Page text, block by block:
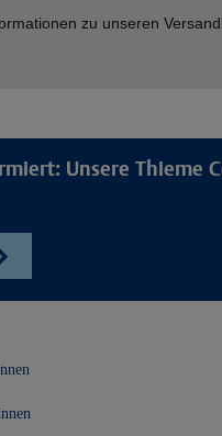
zu unseren
Unsere Thieme